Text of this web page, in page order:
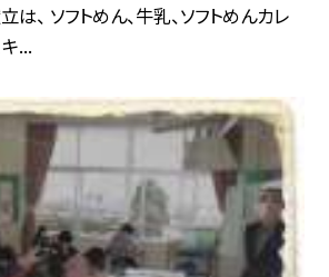
は、 ソフトめん、牛乳、ソフトめんカレ
...